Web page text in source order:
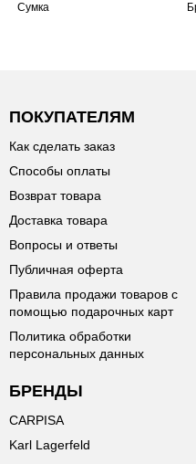
Сумка
ПОКУПАТЕЛЯМ
Как сделать заказ
Способы оплаты
Возврат товара
Доставка товара
Вопросы и ответы
Публичная оферта
Правила продажи товаров с
помощью подарочных карт
Политика обработки
персональных данных
БРЕНДЫ
CARPISA
Karl Lagerfeld